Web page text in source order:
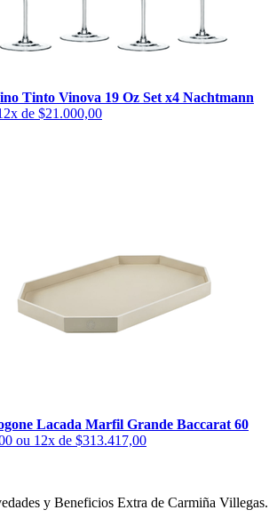
Tinto Vinova 19 Oz Set x4 Nachtmann
de $21.000,00
Lacada Marfil Grande Baccarat 60
ou 12x de $313.417,00
y Beneficios Extra de Carmiña Villegas.